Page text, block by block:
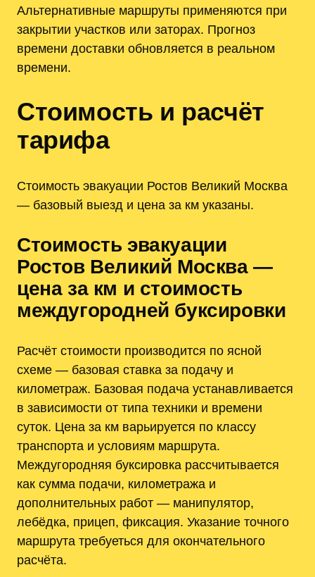
Альтернативные маршруты применяются при
закрытии участков или заторах. Прогноз
времени доставки обновляется в реальном
времени.
Стоимость и расчёт
тарифа
Стоимость эвакуации Ростов Великий Москва
— базовый выезд и цена за км указаны.
Стоимость эвакуации
Ростов Великий Москва —
цена за км и стоимость
междугородней буксировки
Расчёт стоимости производится по ясной
схеме — базовая ставка за подачу и
километраж. Базовая подача устанавливается
в зависимости от типа техники и времени
суток. Цена за км варьируется по классу
транспорта и условиям маршрута.
Междугородняя буксировка рассчитывается
как сумма подачи, километража и
дополнительных работ — манипулятор,
лебёдка, прицеп, фиксация. Указание точного
маршрута требуеться для окончательного
расчёта.